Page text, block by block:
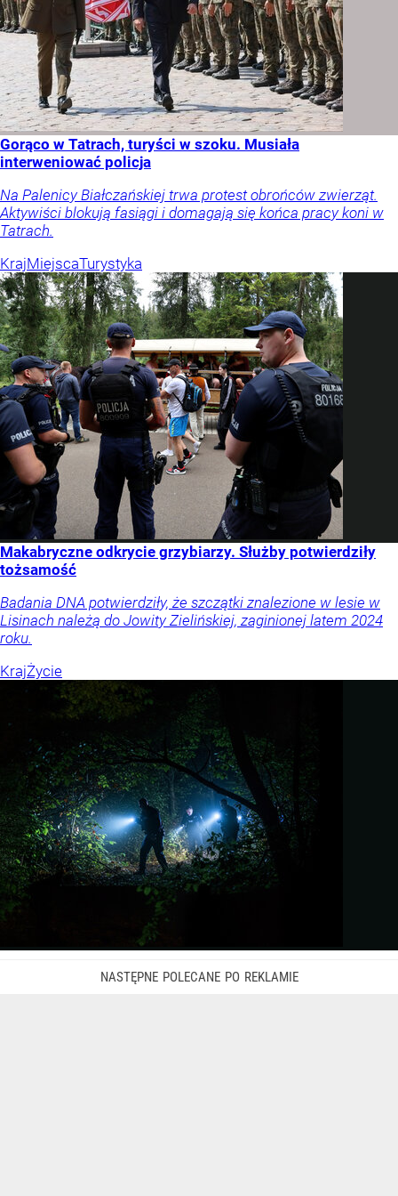
Gorąco w Tatrach, turyści w szoku. Musiała
interweniować policja
Na Palenicy Białczańskiej trwa protest obrońców zwierząt.
Aktywiści blokują fasiągi i domagają się końca pracy koni w
Tatrach.
KrajMiejscaTurystyka
Makabryczne odkrycie grzybiarzy. Służby potwierdziły
tożsamość
Badania DNA potwierdziły, że szczątki znalezione w lesie w
Lisinach należą do Jowity Zielińskiej, zaginionej latem 2024
roku.
KrajŻycie